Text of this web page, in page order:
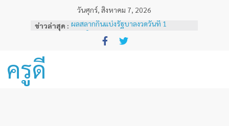
วันศุกร์, สิงหาคม 7, 2026
ข่าวล่าสุด : ผลสลากกินแบ่งรัฐบาลงวดวันที่ 1
พฤศจิกายน 2567
หลักเกณฑ์และวิธีการเทียบเคียงผลการ
ครูดี